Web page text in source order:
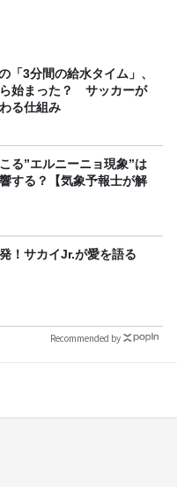
「3分間の給水タイム」、
始まった？ サッカーが
る仕組み
る”エルニーニョ現象”は
する？【気象予報士が解
！サカイJr.が愛を語る
Recommended by